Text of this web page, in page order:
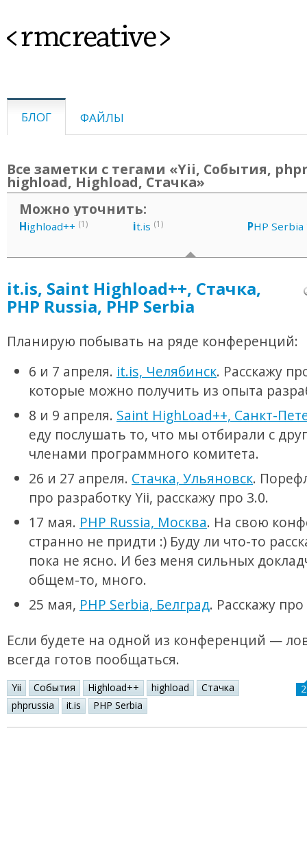
<rmcreative>
БЛОГ ФАЙЛЫ
Все заметки с тегами «Yii, События,
highload, Highload, Стачка»
Можно уточнить:
Highload++ (1) it.is (1) PHP Serbia
it.is, Saint Highload++, Стачка,
PHP Russia, PHP Serbia
Планирую побывать на ряде конференций:
6 и 7 апреля. it.is, Челябинск. Расскажу
которые можно получить из опыта
8 и 9 апреля. Saint HighLoad++, Санкт-
еду послушать то, что мы отбирали с
членами программного комитета.
26 и 27 апреля. Стачка, Ульяновск.
про разработку Yii, расскажу про 3.0.
17 мая. PHP Russia, Москва. На свою
странно не придти :) Буду ли что-то
пока не ясно. И без меня сильных
общем-то, много.
25 мая, PHP Serbia, Белград. Расскажу про
Если будете на одной из конференций —
всегда готов пообщаться.
Yii События Highload++ highload
Стачка
phprussia
it.is PHP Serbia